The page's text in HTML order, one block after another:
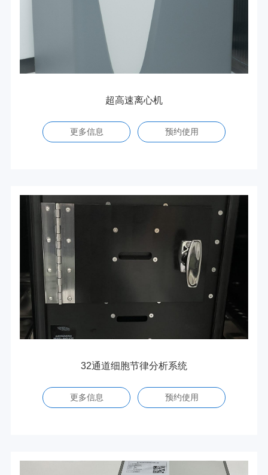
超高速离心机
更多信息 预约使用
32通道细胞节律分析系统
更多信息 预约使用